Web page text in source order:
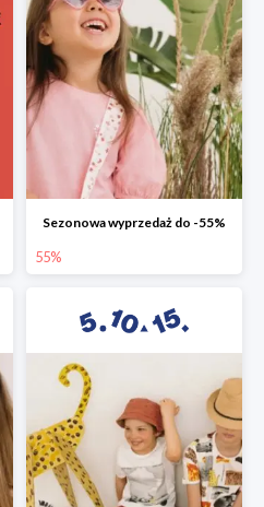
Sezonowa wyprzedaż do -55%
55%